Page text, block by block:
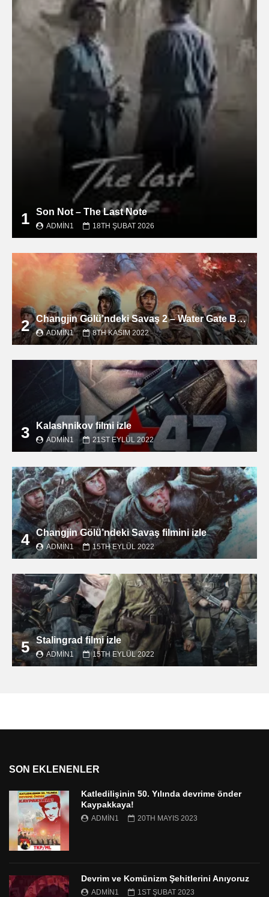
1 Son Not – The Last Note
ADMIN1 18TH ŞUBAT 2026
2 Changjin Gölü’ndeki Savaş 2 – Water Gate Bridge filmini izle
ADMIN1 8TH KASIM 2022
3 Kalashnikov filmi izle
ADMIN1 21ST EYLÜL 2022
4 Changjin Gölü’ndeki Savaş filmini izle
ADMIN1 15TH EYLÜL 2022
5 Stalingrad filmi izle
ADMIN1 15TH EYLÜL 2022
SON EKLENENLER
Katledilişinin 50. Yılında devrime önder
Kaypakkaya!
ADMIN1 20TH MAYIS 2023
Devrim ve Komünizm Şehitlerini Anıyoruz
ADMIN1 1ST ŞUBAT 2023